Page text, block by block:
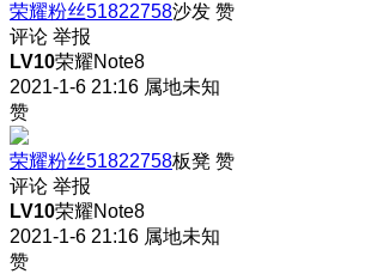
荣耀粉丝51822758沙发 赞
评论 举报
LV10荣耀Note8
2021-1-6 21:16 属地未知
赞
荣耀粉丝51822758板凳 赞
评论 举报
LV10荣耀Note8
2021-1-6 21:16 属地未知
赞